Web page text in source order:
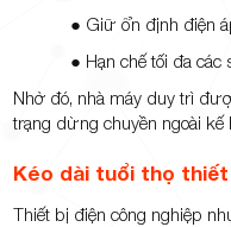
● Giữ ổn định điện
● Hạn chế tối đa
Nhờ đó, nhà máy duy trì
trạng dừng chuyền ngoài kế
Kéo dài tuổi thọ
Thiết bị điện công nghiệp